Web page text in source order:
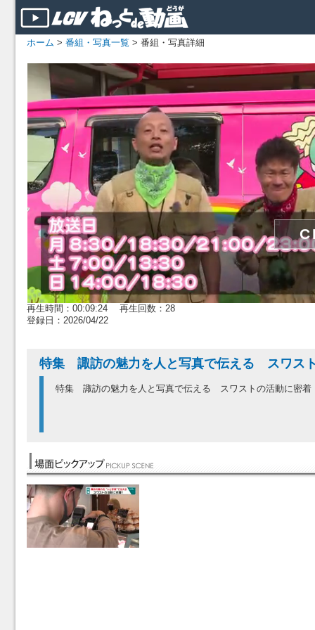
ホーム > 番組・写真一覧 > 番組・写真詳細
再生時間：00:09:24 再生回数：28
登録日：2026/04/22
特集 諏訪の魅力を人と写真で伝える スワス
特集 諏訪の魅力を人と写真で伝える スワストの活動に密着